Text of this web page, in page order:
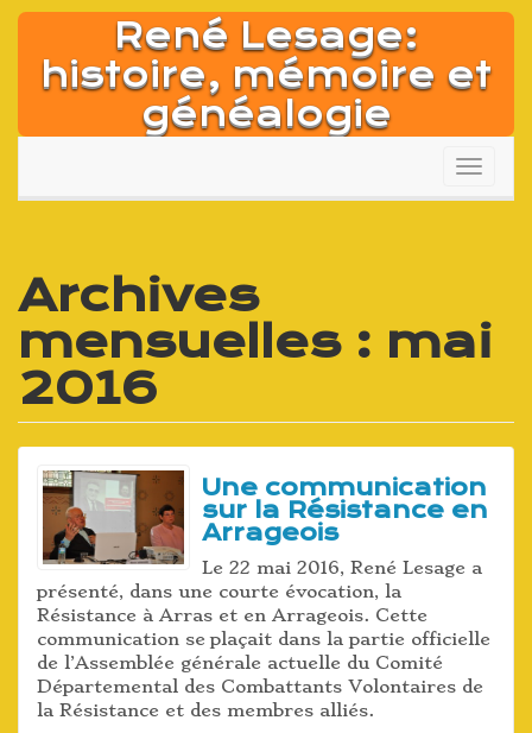
Aller
contenu
René Lesage:
histoire, mémoire et
généalogie
Archives
mensuelles : mai
2016
Une communication
sur la Résistance en
Arrageois
Le 22 mai 2016, René Lesage a
présenté, dans une courte évocation, la
Résistance à Arras et en Arrageois. Cette
communication se plaçait dans la partie officielle
de l’Assemblée générale actuelle du Comité
Départemental des Combattants Volontaires de
la Résistance et des membres alliés.